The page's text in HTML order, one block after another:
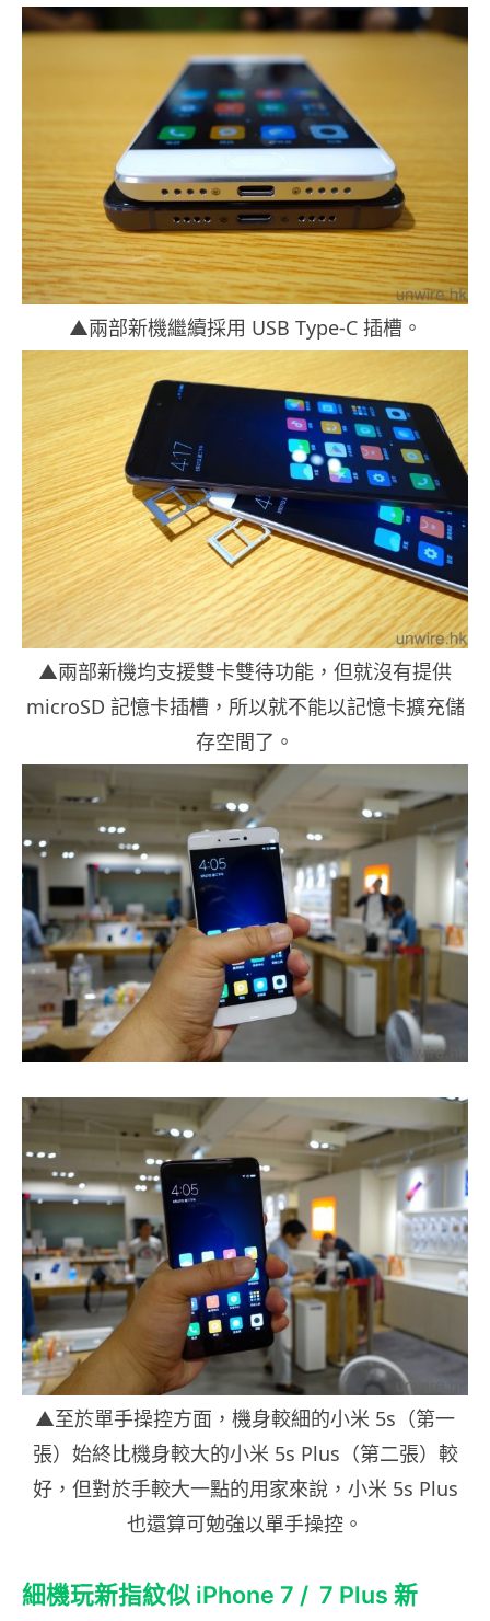
▲兩部新機繼續採用 USB Type-C 插槽。
▲兩部新機均支援雙卡雙待功能，但就沒有提供
microSD 記憶卡插槽，所以就不能以記憶卡擴充儲
存空間了。
▲至於單手操控方面，機身較細的小米 5s（第一
張）始終比機身較大的小米 5s Plus（第二張）較
好，但對於手較大一點的用家來說，小米 5s Plus
也還算可勉強以單手操控。
細機玩新指紋似 iPhone 7 / 7 Plus 新